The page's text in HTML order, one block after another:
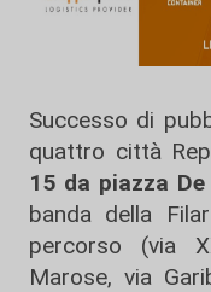
Successo di
quattro città
15 da piazza De
banda della
percorso (via
Marose, via